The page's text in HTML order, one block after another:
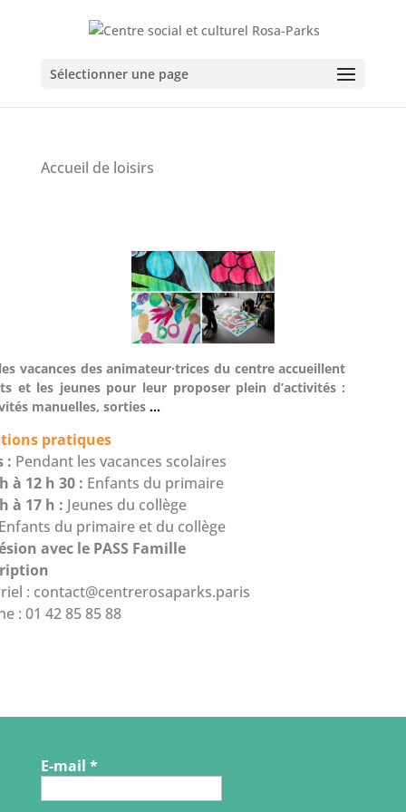
Sélectionner une page
Accueil de loisirs
vacances des animateur·trices du centre accueillent
et les jeunes pour leur proposer plein d’activités :
manuelles, sorties…
pratiques
: Pendant les vacances scolaires
à 12 h 30 : Enfants du primaire
à 17 h : Jeunes du collège
du primaire et du collège
avec le PASS Famille
: contact@centrerosaparks.paris
: 01 42 85 85 88
E-mail *